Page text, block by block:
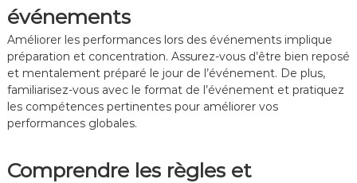
événements
Améliorer les performances lors des événements implique
préparation et concentration. Assurez-vous d’être bien reposé
et mentalement préparé le jour de l’événement. De plus,
familiarisez-vous avec le format de l’événement et pratiquez
les compétences pertinentes pour améliorer vos
performances globales.
Comprendre les règles et